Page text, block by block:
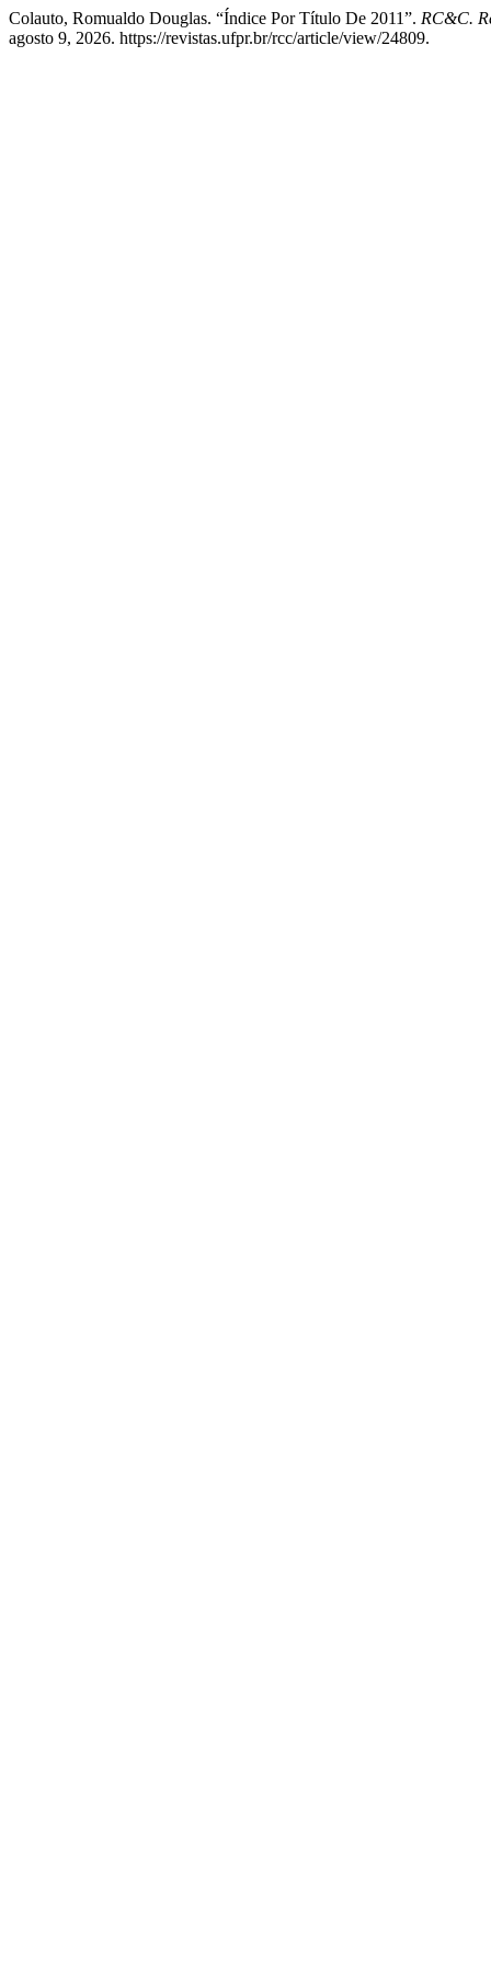
Colauto, Romualdo Douglas. “Índice Por Título De 2011”. RC&C.
agosto 9, 2026. https://revistas.ufpr.br/rcc/article/view/24809.